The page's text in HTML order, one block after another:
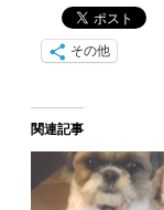
その他
関連記事